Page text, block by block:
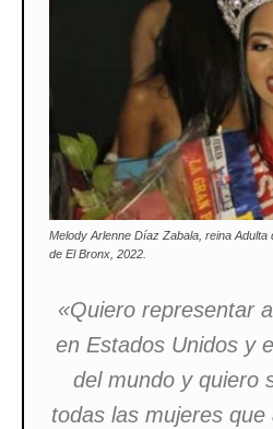
Melody Arlenne Díaz Zabala, reina
de El Bronx, 2022.
«Quiero representar
en Estados Unidos y
del mundo y quiero
todas las mujeres